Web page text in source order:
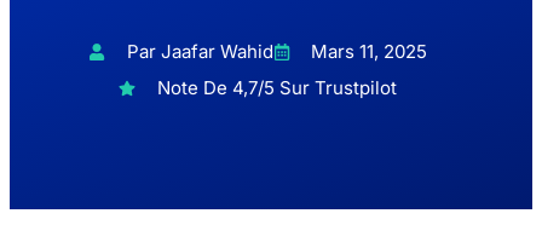
Par Jaafar Wahid
Mars 11, 2025
Note De 4,7/5 Sur Trustpilot